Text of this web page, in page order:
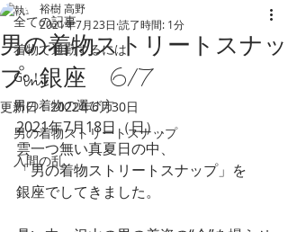
全ての記事
着物で通勤するには
Go！
男の着物の選び方
男の着物ストリートスナップ
入間の乱
男の着物ストリートスナッ
プin銀座 6/7
裕樹 高野
2021年7月23日 読了時間: 1分
更新日：2022年6月30日
2021年7月18日（日）、
雲一つ無い真夏日の中、
「男の着物ストリートスナップ」を
銀座でしてきました。